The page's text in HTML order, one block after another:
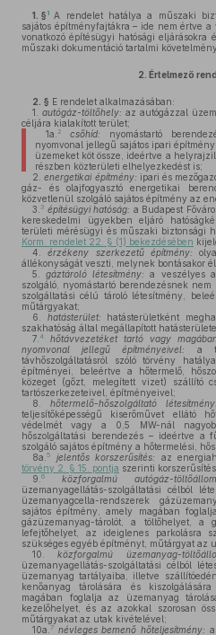
1. § 1 A rendelet hatálya a műszaki
sajátos építményfajtákra – ide nem értve
vonatkozó építésügyi hatósági eljárásokra
műszaki dokumentáció tartalmi
2. Értelmező
2. § E rendelet alkalmazásában:
1.
autógáz-töltőhely: az autógázzal
céljára kialakított terület;
1a. 2 csőhíd:
nyomástartó
nyomvonal jellegű sajátos ipari
üzemeket köt össze, ideértve a
részben közterületi elhelyezkedést is;
2.
energetikai építmény: ipari és
gáz- és olajfogyasztó energetikai
közvetlenül szolgáló sajátos építmény az
3. 3 építésügyi hatóság: a Budapest
kereskedelmi ügyekben eljáró
területi mérésügyi és műszaki biztonsági
Korm. rendelet 22. § (1) bekezdésében
4.
érzékeny szerkezetű építmény:
állékonyságát veszti, melynek bontásakor
5.
gáztároló létesítmény: a veszélyes
szolgáló, nyomástartó berendezésnek
szolgáltatási célú tároló létesítmény,
műtárgyakat;
6.
hatásterület: hatásterületként
szakhatóság által megállapított
7. 4
hőtávvezetéket tartó vagy
nyomvonal jellegű építményeivel:
a
távhőszolgáltatásról szóló törvény
építményei, beleértve a hőtermelő,
közeget (gőzt, melegített vizet) szállító
tartószerkezeteivel, építményeivel;
8.
hőtermelő-hőszolgáltató létesítmény:
teljesítőképességű kiserőművet ellátó
védelmét vagy a 0,5 MW-nál
hőszolgáltatási berendezés – ideértve a
szolgáló sajátos építmény a hőtermelési,
8a. 5 jelentős korszerűsítés: az
törvény 2. § 15. pontja szerinti
9. 6 közforgalmú autógáz-
üzemanyagellátás-szolgáltatási célból
üzemanyagcella-rendszerek
sajátos építmény, amely magában
gázüzemanyag-tárolót, a töltőhelyet, a
lefejtőhelyet, az ideiglenes parkolásra
szükséges egyéb építményt, műtárgyat az
10.
közforgalmú üzemanyag-
üzemanyagellátás-szolgáltatási célból
üzemanyag tartályaiba, illetve
kenőanyag tárolására és
magában foglalja az üzemanyag
kezelőhelyet, és az azokkal szorosan
műtárgyakat az utak kivételével;
10a. 7 névleges bemenő hőteljesítmény: